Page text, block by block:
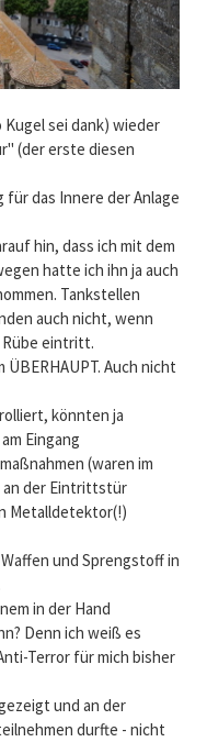
Kugel sei dank) wieder
(der erste diesen
für das Innere der Anlage
hin, dass ich mit dem
hatte ich ihn ja auch
Tankstellen
auch nicht, wenn
Rübe eintritt.
Auch nicht
könnten ja
Eingang
(waren im
an der Eintrittstür
Metalldetektor(!)
und Sprengstoff in
in der Hand
Denn ich weiß es
Terror für mich bisher
und an der
durfte - nicht